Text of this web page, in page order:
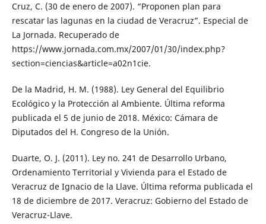
Cruz, C. (30 de enero de 2007). “Proponen plan para
rescatar las lagunas en la ciudad de Veracruz”. Especial de
La Jornada. Recuperado de
https://www.jornada.com.mx/2007/01/30/index.php?
section=ciencias&article=a02n1cie.
De la Madrid, H. M. (1988). Ley General del Equilibrio
Ecológico y la Protección al Ambiente. Última reforma
publicada el 5 de junio de 2018. México: Cámara de
Diputados del H. Congreso de la Unión.
Duarte, O. J. (2011). Ley no. 241 de Desarrollo Urbano,
Ordenamiento Territorial y Vivienda para el Estado de
Veracruz de Ignacio de la Llave. Última reforma publicada el
18 de diciembre de 2017. Veracruz: Gobierno del Estado de
Veracruz-Llave.